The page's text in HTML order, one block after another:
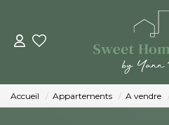
Accueil Appartements A vendre